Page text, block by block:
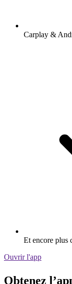
Carplay &
Et encore plus
Ouvrir l'app
Obtenez